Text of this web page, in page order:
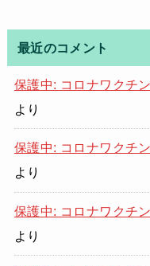
最近のコメント
保護中: コロナワクチ
より
保護中: コロナワクチ
より
保護中: コロナワクチ
より